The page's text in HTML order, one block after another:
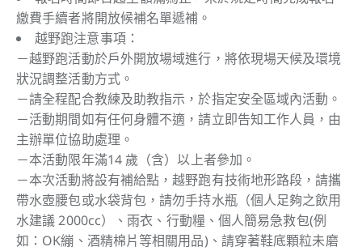
繳費手續者將開放候補名單遞補。
越野跑注意事項：
－越野跑活動於戶外開放場域進行，將依現場天候及環境
狀況調整活動方式。
－請全程配合教練及助教指示，於指定安全區域內活動。
－活動期間如有任何身體不適，請立即告知工作人員，由
主辦單位協助處理。
－本活動限年滿14 歲（含）以上者參加。
－本次活動將設有補給點，越野跑有技術地形路段，請攜
帶水壺腰包或水袋背包，請勿手持水瓶（個人足夠之飲用
水建議 2000cc）、雨衣、行動糧、個人簡易急救包(例
如：OK繃、酒精棉片等相關用品)、請穿著鞋底顆粒未磨